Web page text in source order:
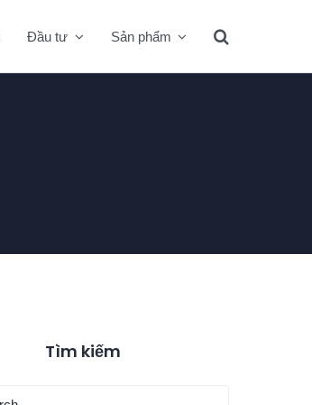
Đầu tư Sản phẩm
Tìm kiếm